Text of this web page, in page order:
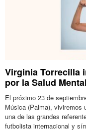
Virginia Torrecilla
por la Salud Mental
El próximo 23 de
Música (Palma), viviremos
una de las grandes
futbolista internacional y